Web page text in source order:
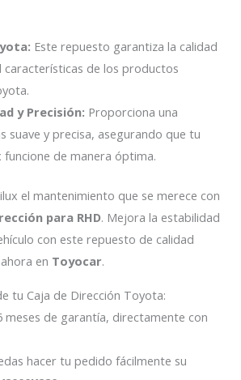
Este repuesto garantiza la calidad
características de los productos
y Precisión: Proporciona una
suave y precisa, asegurando que tu
de manera óptima.
el mantenimiento que se merece con
para RHD. Mejora la estabilidad
con este repuesto de calidad
en Toyocar.
tu Caja de Dirección Toyota:
meses de garantía, directamente con
hacer tu pedido fácilmente su